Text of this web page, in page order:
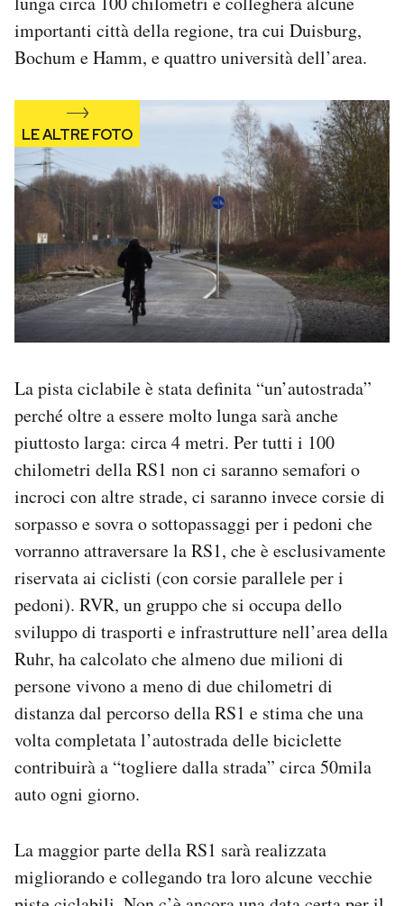
importanti città della regione, tra cui Duisburg,
Bochum e Hamm, e quattro università dell’area.
La pista ciclabile è stata definita “un’autostrada”
perché oltre a essere molto lunga sarà anche
piuttosto larga: circa 4 metri. Per tutti i 100
chilometri della RS1 non ci saranno semafori o
incroci con altre strade, ci saranno invece corsie di
sorpasso e sovra o sottopassaggi per i pedoni che
vorranno attraversare la RS1, che è esclusivamente
riservata ai ciclisti (con corsie parallele per i
pedoni). RVR, un gruppo che si occupa dello
sviluppo di trasporti e infrastrutture nell’area della
Ruhr, ha calcolato che almeno due milioni di
persone vivono a meno di due chilometri di
distanza dal percorso della RS1 e stima che una
volta completata l’autostrada delle biciclette
contribuirà a “togliere dalla strada” circa 50mila
auto ogni giorno.
La maggior parte della RS1 sarà realizzata
migliorando e collegando tra loro alcune vecchie